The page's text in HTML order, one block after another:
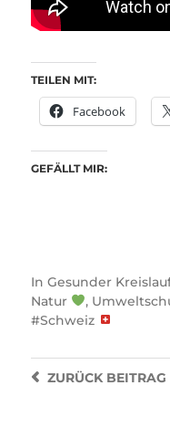
TEILEN MIT:
Facebook
GEFÄLLT MIR:
In Gesunder
Natur
,
Schweiz
ZURÜCKBEITRAG